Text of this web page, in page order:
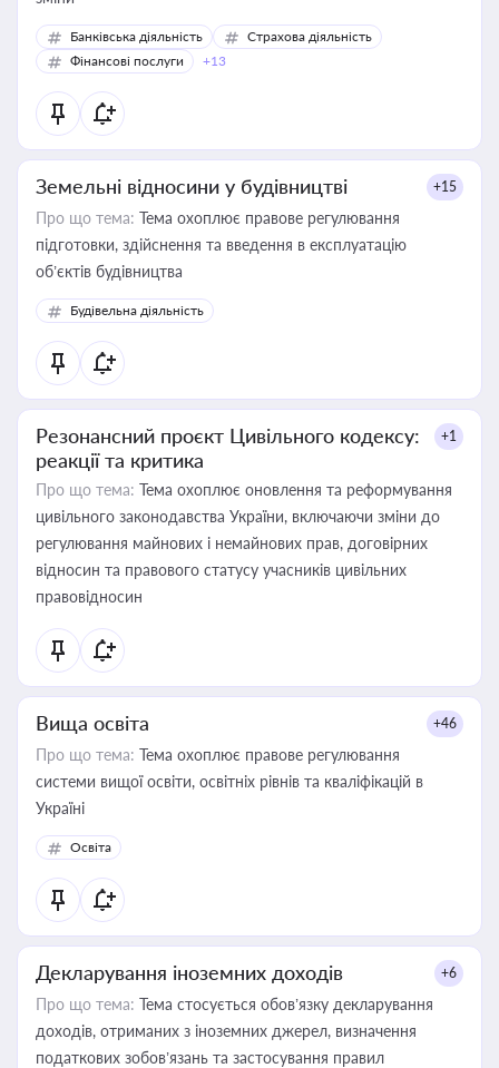
Банківська діяльність
Страхова діяльність
Фінансові послуги
+13
Земельні відносини у будівництві +15
Про що тема: Тема охоплює правове регулювання
підготовки, здійснення та введення в експлуатацію
об’єктів будівництва
Будівельна діяльність
Резонансний проєкт Цивільного кодексу:
реакції та критика
+1
Про що тема: Тема охоплює оновлення та реформування
цивільного законодавства України, включаючи зміни до
регулювання майнових і немайнових прав, договірних
відносин та правового статусу учасників цивільних
правовідносин
Вища освіта +46
Про що тема: Тема охоплює правове регулювання
системи вищої освіти, освітніх рівнів та кваліфікацій в
Україні
Освіта
Декларування іноземних доходів +6
Про що тема: Тема стосується обов’язку декларування
доходів, отриманих з іноземних джерел, визначення
податкових зобов’язань та застосування правил